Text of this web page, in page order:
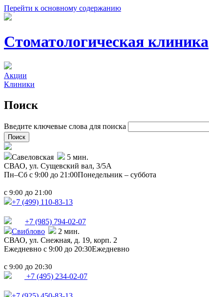
Перейти к основному содержанию
Стоматологическая клиника
Акции
Клиники
Поиск
Введите ключевые слова для поиска
Савеловская
5 мин.
СВАО, ул. Сущевский вал, 3/5А
Пн–Сб с 9:00 до 21:00Понедельник – суббота
с 9:00 до 21:00
+7 (499) 110-83-13
+7 (985) 794-02-07
Свиблово
2 мин.
СВАО, ул. Снежная, д. 19, корп. 2
Ежедневно с 9:00 до 20:30Ежедневно
с 9:00 до 20:30
+7 (495) 234-02-07